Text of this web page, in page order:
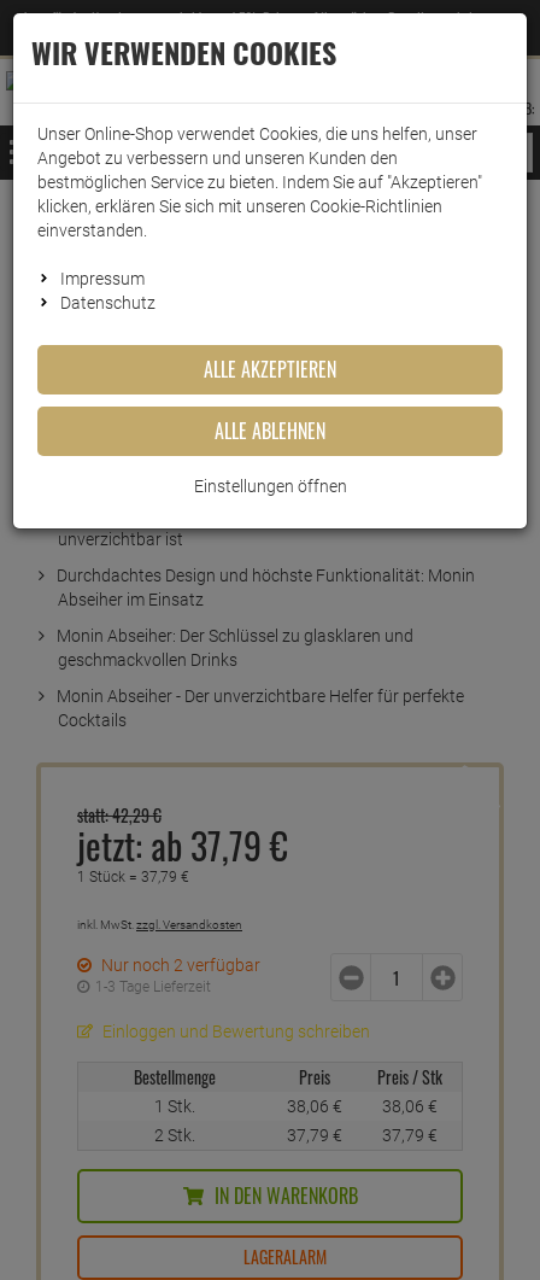
Jetzt für den Newsletter entscheiden und 5% Rabatt auf Ihre nächste Bestellung erhalten
–Zum Newsletter
ANMELDEN
AUFKLAPPEN
MERKZETTEL
WARENKORB:
MENÜ
Weiter einkaufen www.wark24.de Lebensmittel Sirup Monin Sirup
Monin Abseiher Eiffelturm
Monin Abseiher Eiffelturm
10016747
unverzichtbar ist
Durchdachtes Design und höchste Funktionalität: Monin
Abseiher im Einsatz
Monin Abseiher: Der Schlüssel zu glasklaren und
geschmackvollen Drinks
Monin Abseiher - Der unverzichtbare Helfer für perfekte
Cocktails
statt:42,29€
jetzt: ab 37,79€
10 %
1 Stück = 37,79 €
inkl. MwSt.zzgl. Versandkosten
Nur noch 2 verfügbar
1-3 Tage Lieferzeit
Einloggen und Bewertung schreiben
Bestellmenge Preis Preis / Stk
1 Stk. 38,06 € 38,06 €
2 Stk.
37,79 € 37,79 €
IN DEN WARENKORB
LAGERALARM
WIR VERWENDEN COOKIES
Unser Online-Shop verwendet Cookies, die uns helfen, unser
Angebot zu verbessern und unseren Kunden den
bestmöglichen Service zu bieten. Indem Sie auf "Akzeptieren"
klicken, erklären Sie sich mit unseren Cookie-Richtlinien
einverstanden.
Impressum
Datenschutz
ALLE AKZEPTIEREN
ALLE ABLEHNEN
Einstellungen öffnen